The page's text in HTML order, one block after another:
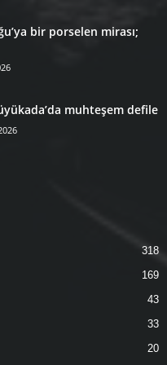
bir porselen mirası;
muhteşem defile
318
169
43
33
20